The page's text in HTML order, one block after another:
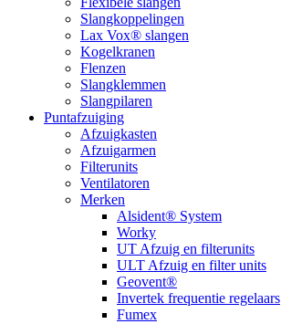
Slangkoppelingen
Lax Vox® slangen
Kogelkranen
Flenzen
Slangklemmen
Slangpilaren
Puntafzuiging
Afzuigkasten
Afzuigarmen
Filterunits
Ventilatoren
Merken
Alsident® System
Worky
UT Afzuig en filterunits
ULT Afzuig en filter units
Geovent®
Invertek frequentie regelaars
Fumex